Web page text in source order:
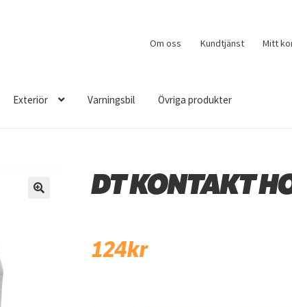
Om oss Kundtjänst Mitt
Exteriör Varningsbil Övriga produkter
DT KONTAKT
124kr